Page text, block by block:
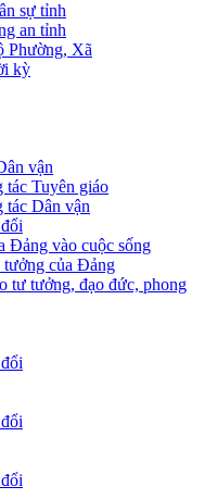
sự tỉnh
an tỉnh
Phường, Xã
kỳ
vận
tác Tuyên giáo
tác Dân vận
Đảng vào cuộc sống
tưởng của Đảng
tư tưởng, đạo đức, phong